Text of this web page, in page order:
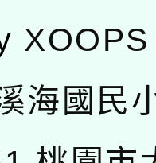
XOOPS
海國民